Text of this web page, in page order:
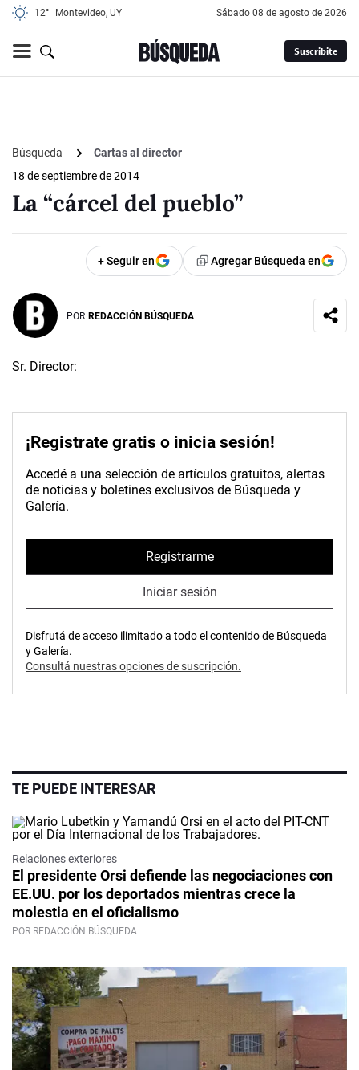
12° Montevideo, UY sábado 08 de agosto de 2026
Suscribite
Búsqueda
Cartas al director
18 de septiembre de 2014
La “cárcel del pueblo”
+ Seguir en Agregar Búsqueda en
POR REDACCIÓN BÚSQUEDA
Sr. Director:
¡Registrate gratis o inicia sesión!
Accedé a una selección de artículos gratuitos, alertas
de noticias y boletines exclusivos de Búsqueda y
Galería.
Registrarme
Iniciar sesión
Disfrutá de acceso ilimitado a todo el contenido de Búsqueda
y Galería.
Consultá nuestras opciones de suscripción.
TE PUEDE INTERESAR
Relaciones exteriores
El presidente Orsi defiende las negociaciones con
EE.UU. por los deportados mientras crece la
molestia en el oficialismo
POR REDACCIÓN BÚSQUEDA